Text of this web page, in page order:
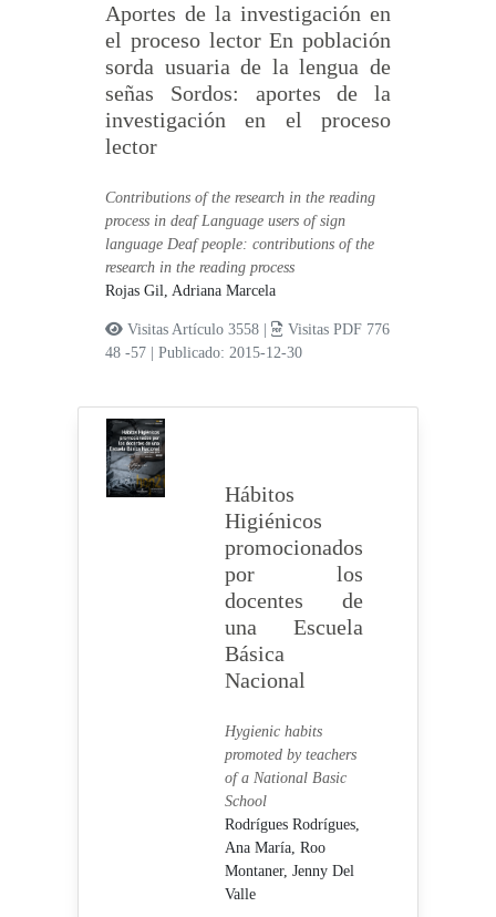
Aportes de la investigación en
el proceso lector En población
sorda usuaria de la lengua de
señas Sordos: aportes de la
investigación en el proceso
lector
Contributions of the research in the reading
process in deaf Language users of sign
language Deaf people: contributions of the
research in the reading process
Rojas Gil, Adriana Marcela
Visitas Artículo 3558 |
Visitas PDF 776
48 -57
|Publicado: 2015-12-30
Hábitos
Higiénicos
promocionados
por los
docentes de
una Escuela
Básica
Nacional
Hygienic habits
promoted by teachers
of a National Basic
School
Rodrígues Rodrígues,
Ana María, Roo
Montaner, Jenny Del
Valle